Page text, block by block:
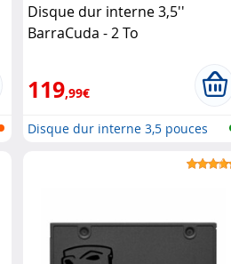
Disque dur interne 3,5''
BarraCuda - 2 To
119,99€
Disque dur interne 3,5 pouces